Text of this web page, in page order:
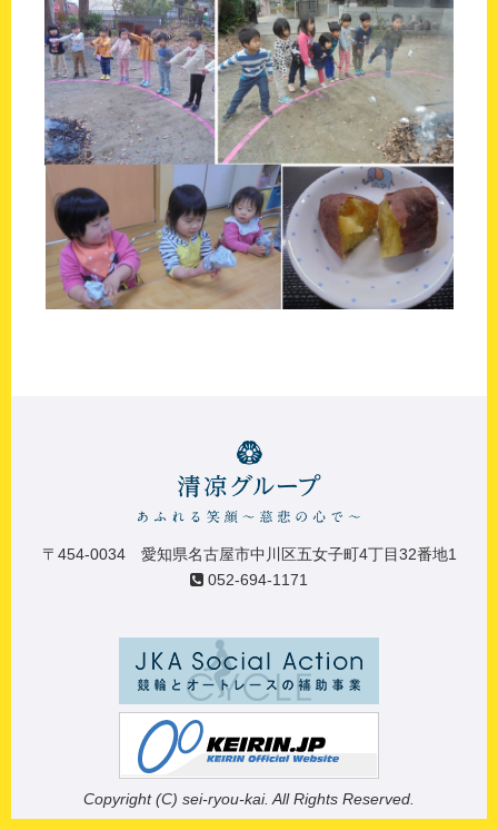
〒454-0034 愛知県名古屋市中川区五女子町4丁目32番地1
052-694-1171
Copyright (C) sei-ryou-kai. All Rights Reserved.